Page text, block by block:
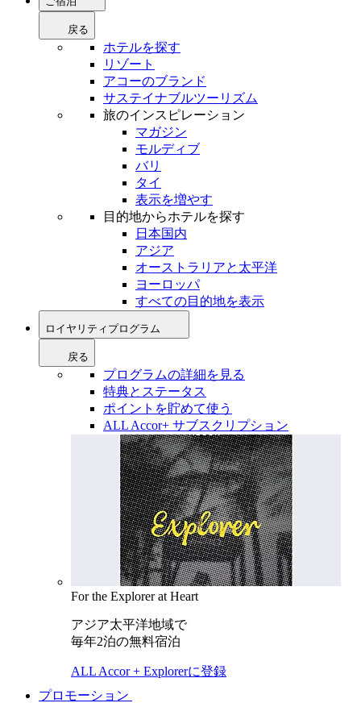
戻る
ホテルを探す
リゾート
アコーのブランド
サステイナブルツーリズム
旅のインスピレーション
マガジン
モルディブ
バリ
タイ
表示を増やす
目的地からホテルを探す
日本国内
アジア
オーストラリアと太平洋
ヨーロッパ
すべての目的地を表示
ロイヤリティプログラム
戻る
プログラムの詳細を見る
特典とステータス
ポイントを貯めて使う
ALL Accor+ サブスクリプション
For the Explorer at Heart
アジア太平洋地域で
毎年2泊の無料宿泊
ALL Accor + Explorerに登録
プロモーション